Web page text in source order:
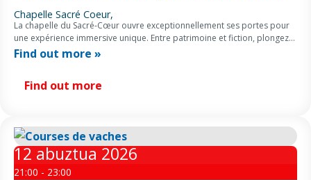
Chapelle Sacré Coeur,
La chapelle du Sacré-Cœur ouvre exceptionnellement ses portes pour
une expérience immersive unique. Entre patrimoine et fiction, plongez
dans un escape game scénarisé au cœur des fresques et des mystères
Find out more »
Find out more
12 abuztua 2026
21:00 - 23:00